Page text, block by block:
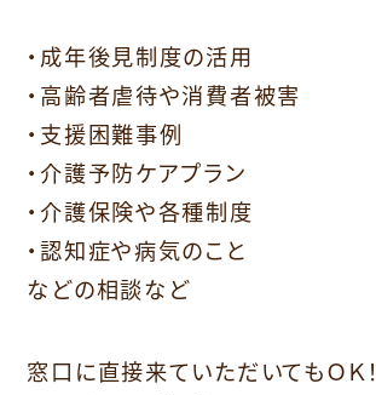
・成年後見制度の活用
・高齢者虐待や消費者被害
・支援困難事例
・介護予防ケアプラン
・介護保険や各種制度
・認知症や病気のこと
などの相談など
窓口に直接来ていただいてもＯＫ！